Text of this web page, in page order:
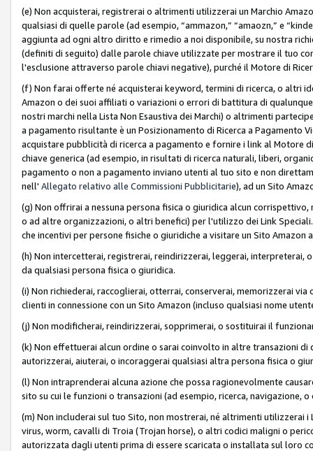
(e) Non acquisterai, registrerai o altrimenti utilizzerai un Marchio
qualsiasi di quelle parole (ad esempio, “ammazon,” “amaozn,” e
aggiunta ad ogni altro diritto e rimedio a noi disponibile, su nostra
(definiti di seguito) dalle parole chiave utilizzate per mostrare il tuo
l'esclusione attraverso parole chiavi negative), purché il Motore di
(f) Non farai offerte né acquisterai keyword, termini di ricerca, o altri
Amazon o dei suoi affiliati o variazioni o errori di battitura di
nostri marchi nella Lista Non Esaustiva dei Marchi) o altrimenti
a pagamento risultante è un Posizionamento di Ricerca a Pagamento
acquistare pubblicità di ricerca a pagamento e fornire i link al Motore
chiave generica (ad esempio, in risultati di ricerca naturali, liberi,
pagamento o non a pagamento inviano utenti al tuo sito e non
nell' Allegato relativo alle Commissioni Pubblicitarie), ad un Sito
(g) Non offrirai a nessuna persona fisica o giuridica alcun
o ad altre organizzazioni, o altri benefici) per l'utilizzo dei Link
che incentivi per persone fisiche o giuridiche a visitare un Sito
(h) Non intercetterai, registrerai, reindirizzerai, leggerai,
da qualsiasi persona fisica o giuridica.
(i) Non richiederai, raccoglierai, otterrai, conserverai, memorizzerai
clienti in connessione con un Sito Amazon (incluso qualsiasi nome
(j) Non modificherai, reindirizzerai, sopprimerai, o sostituirai il
(k) Non effettuerai alcun ordine o sarai coinvolto in altre transazioni
autorizzerai, aiuterai, o incoraggerai qualsiasi altra persona fisica o
(l) Non intraprenderai alcuna azione che possa ragionevolmente
sito su cui le funzioni o transazioni (ad esempio, ricerca, navigazione,
(m) Non includerai sul tuo Sito, non mostrerai, né altrimenti utilizzerai
virus, worm, cavalli di Troia (Trojan horse), o altri codici maligni o
autorizzata dagli utenti prima di essere scaricata o installata sul loro